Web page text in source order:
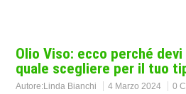
Olio Viso: ecco perché
quale scegliere per il tuo
Autore:Linda Bianchi 4 Marzo 2024 0